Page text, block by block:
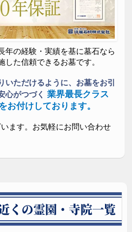
ノルーチェデザイン墓石
をモチーフにプランニング、設
年の経験・実績を基に墓石なら
した信頼できるお墓です。
いただけるように、お墓をお引
心がつづく 業界最長クラス
お付けしております。
ます。お気軽にお問い合わせ
くの霊園・寺院一覧